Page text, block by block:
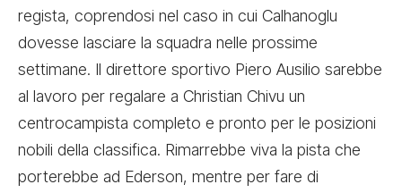
regista, coprendosi nel caso in cui Calhanoglu
dovesse lasciare la squadra nelle prossime
settimane. Il direttore sportivo Piero Ausilio sarebbe
al lavoro per regalare a Christian Chivu un
centrocampista completo e pronto per le posizioni
nobili della classifica. Rimarrebbe viva la pista che
porterebbe ad Ederson, mentre per fare di